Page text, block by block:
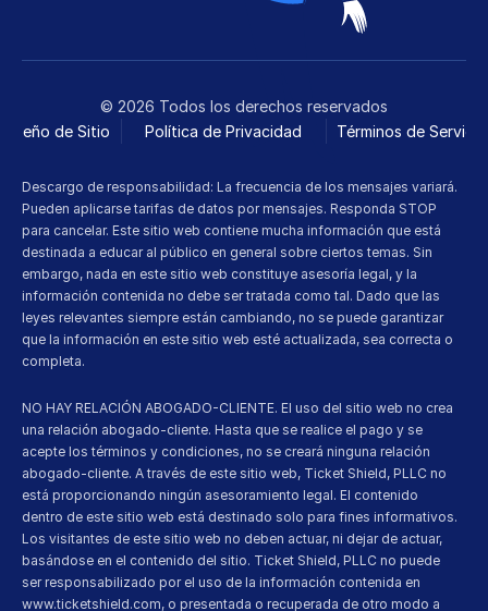
© 2026 Todos los derechos reservados
Diseño de Sitio
Política de Privacidad Términos de Servicio
Descargo de responsabilidad: La frecuencia de los mensajes variará.
Pueden aplicarse tarifas de datos por mensajes. Responda STOP
para cancelar. Este sitio web contiene mucha información que está
destinada a educar al público en general sobre ciertos temas. Sin
embargo, nada en este sitio web constituye asesoría legal, y la
información contenida no debe ser tratada como tal. Dado que las
leyes relevantes siempre están cambiando, no se puede garantizar
que la información en este sitio web esté actualizada, sea correcta o
completa.
NO HAY RELACIÓN ABOGADO-CLIENTE. El uso del sitio web no crea
una relación abogado-cliente. Hasta que se realice el pago y se
acepte los términos y condiciones, no se creará ninguna relación
abogado-cliente. A través de este sitio web, Ticket Shield, PLLC no
está proporcionando ningún asesoramiento legal. El contenido
dentro de este sitio web está destinado solo para fines informativos.
Los visitantes de este sitio web no deben actuar, ni dejar de actuar,
basándose en el contenido del sitio. Ticket Shield, PLLC no puede
ser responsabilizado por el uso de la información contenida en
www.ticketshield.com, o presentada o recuperada de otro modo a